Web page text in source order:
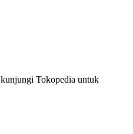
Tokopedia untuk